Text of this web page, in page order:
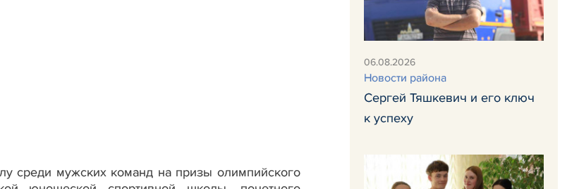
среди мужских команд на призы олимпийского
06.08.2026
Новости района
Сергей Тяшкевич и его ключ
к успеху